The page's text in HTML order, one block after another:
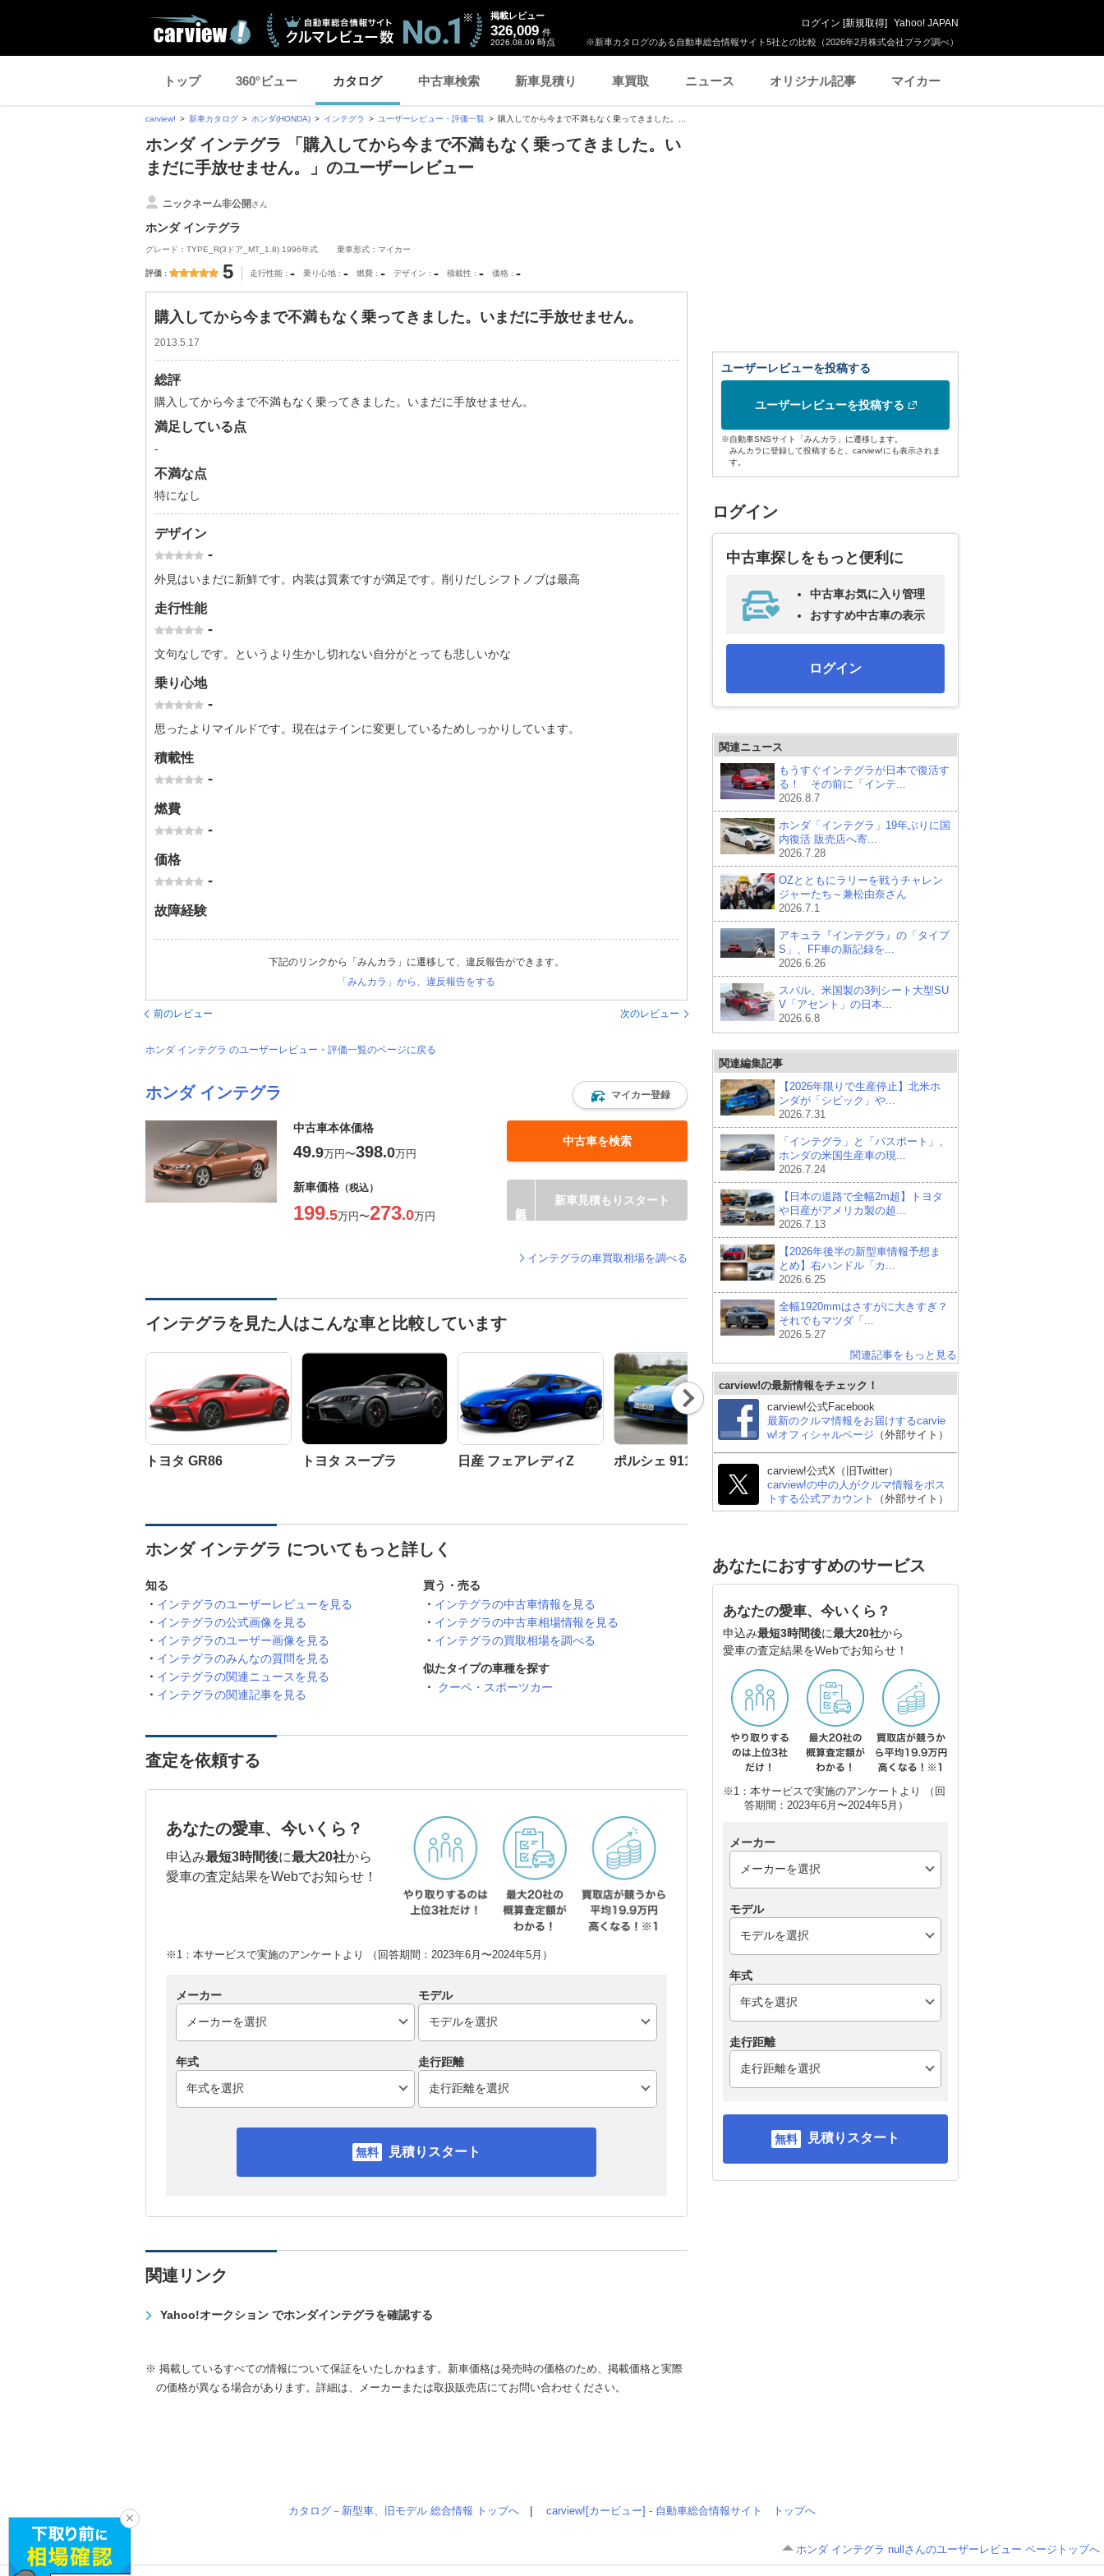
※新車カタログのある自動車総合情報サイト5社との比較（2026年2月株式会社プラグ調べ）
掲載レビュー
326,009 件
2026.08.09 時点
ログイン [新規取得] Yahoo! JAPAN
トップ 360°ビュー カタログ 中古車検索 新車見積り 車買取 ニュース オリジナル記事 マイカー
carview! 新車カタログ ホンダ(HONDA) インテグラ ユーザーレビュー・評価一覧 購入してから今まで不満もなく乗ってきました。...
ホンダ インテグラ 「購入してから今まで不満もなく乗ってきました。い
まだに手放せません。」のユーザーレビュー
ニックネーム非公開さん
ホンダ インテグラ
グレード：TYPE_R(3ドア_MT_1.8) 1996年式 乗車形式：マイカー
評価 5 走行性能 - 乗り心地 - 燃費 - デザイン - 積載性 - 価格 -
購入してから今まで不満もなく乗ってきました。いまだに手放せません。
2013.5.17
総評
購入してから今まで不満もなく乗ってきました。いまだに手放せません。
満足している点
-
不満な点
特になし
デザイン
-
外見はいまだに新鮮です。内装は質素ですが満足です。削りだしシフトノブは最高
走行性能
-
文句なしです。というより生かし切れない自分がとっても悲しいかな
乗り心地
-
思ったよりマイルドです。現在はテインに変更しているためしっかりしています。
積載性
-
燃費
-
価格
-
故障経験
下記のリンクから「みんカラ」に遷移して、違反報告ができます。
「みんカラ」から、違反報告をする
前のレビュー 次のレビュー
ホンダ インテグラ のユーザーレビュー・評価一覧のページに戻る
ホンダ インテグラ マイカー登録
中古車本体価格
49.9万円〜398.0万円
中古車を検索
新車価格 （税込）
199.5万円〜273.0万円
新車見積もりスタート
インテグラの車買取相場を調べる
インテグラを見た人はこんな車と比較しています
トヨタ GR86 トヨタ スープラ 日産 フェアレディZ ポルシェ 911
ーペ
Nex
t
ホンダ インテグラ についてもっと詳しく
知る
インテグラのユーザーレビューを見る
インテグラの公式画像を見る
インテグラのユーザー画像を見る
インテグラのみんなの質問を見る
インテグラの関連ニュースを見る
インテグラの関連記事を見る
買う・売る
インテグラの中古車情報を見る
インテグラの中古車相場情報を見る
インテグラの買取相場を調べる
似たタイプの車種を探す
クーペ・スポーツカー
査定を依頼する
あなたの愛車、今いくら？
申込み最短3時間後に最大20社から
愛車の査定結果をWebでお知らせ！
※1：本サービスで実施のアンケートより （回答期間：2023年6月〜2024年5月）
メーカー モデル
年式 走行距離
見積りスタート
関連リンク
Yahoo!オークション でホンダインテグラを確認する
※ 掲載しているすべての情報について保証をいたしかねます。新車価格は発売時の価格のため、掲載価格と実際
の価格が異なる場合があります。詳細は、メーカーまたは取扱販売店にてお問い合わせください。
ユーザーレビューを投稿する
ユーザーレビューを投稿する
※自動車SNSサイト「みんカラ」に遷移します。
みんカラに登録して投稿すると、carview!にも表示されま
す。
ログイン
中古車探しをもっと便利に
中古車お気に入り管理
おすすめ中古車の表示
ログイン
関連ニュース
もうすぐインテグラが日本で復活す
る！ その前に「インテ...
2026.8.7
ホンダ「インテグラ」19年ぶりに国
内復活 販売店へ寄...
2026.7.28
OZとともにラリーを戦うチャレン
ジャーたち～兼松由奈さん
2026.7.1
アキュラ『インテグラ』の「タイプ
S」、FF車の新記録を...
2026.6.26
スバル、米国製の3列シート大型SU
V「アセント」の日本...
2026.6.8
関連編集記事
【2026年限りで生産停止】北米ホ
ンダが「シビック」や...
2026.7.31
「インテグラ」と「パスポート」、
ホンダの米国生産車の現...
2026.7.24
【日本の道路で全幅2m超】トヨタ
や日産がアメリカ製の超...
2026.7.13
【2026年後半の新型車情報予想ま
とめ】右ハンドル「カ...
2026.6.25
全幅1920mmはさすがに大きすぎ？
それでもマツダ「...
2026.5.27
関連記事をもっと見る
carview!の最新情報をチェック！
carview!公式Facebook
最新のクルマ情報をお届けするcarvie
w!オフィシャルページ （外部サイト）
carview!公式X（旧Twitter）
carview!の中の人がクルマ情報をポス
トする公式アカウント
（外部サイト）
あなたにおすすめのサービス
あなたの愛車、今いくら？
申込み最短3時間後に最大20社から
愛車の査定結果をWebでお知らせ！
※1：本サービスで実施のアンケートより （回
答期間：2023年6月〜2024年5月）
メーカー
モデル
年式
走行距離
見積りスタート
カタログ－新型車、旧モデル 総合情報 トップへ carview![カービュー] - 自動車総合情報サイト トップへ
ホンダ インテグラ nullさんのユーザーレビュー ページトップへ